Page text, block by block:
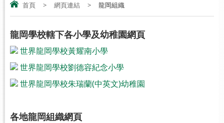
首頁 > 網頁連結 > 龍岡組織
龍岡學校轄下各小學及幼稚園網頁
世界龍岡學校黃耀南小學
世界龍岡學校劉德容紀念小學
世界龍岡學校朱瑞蘭(中英文)幼稚園
各地龍岡組織網頁